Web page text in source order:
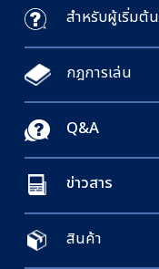
สำหรับผู้เริ่มต้น
กฎการเล่น
Q&A
ข่าวสาร
สินค้า